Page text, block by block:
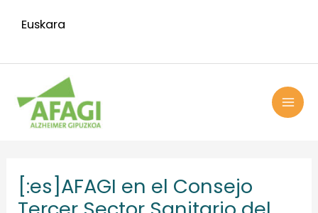
Euskara
[:es]AFAGI en el Consejo
entradas